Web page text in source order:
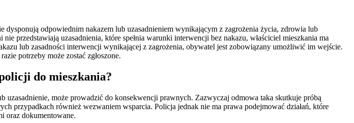
odpowiednim nakazem lub uzasadnieniem wynikającym z zagrożenia życia, zdrowia lub
przedstawiają uzasadnienia, które spełnia warunki interwencji bez nakazu, właściciel mieszkania ma
lub zasadności interwencji wynikającej z zagrożenia, obywatel jest zobowiązany umożliwić im wejście.
potrzeby może zostać zgłoszone.
do mieszkania?
może prowadzić do konsekwencji prawnych. Zazwyczaj odmowa taka skutkuje próbą
przypadkach również wezwaniem wsparcia. Policja jednak nie ma prawa podejmować działań, które
oraz dokumentowane.